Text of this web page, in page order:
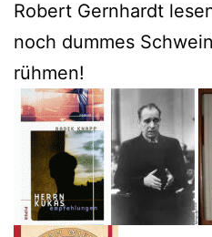
Robert Gernhardt
noch dummes
rühmen!